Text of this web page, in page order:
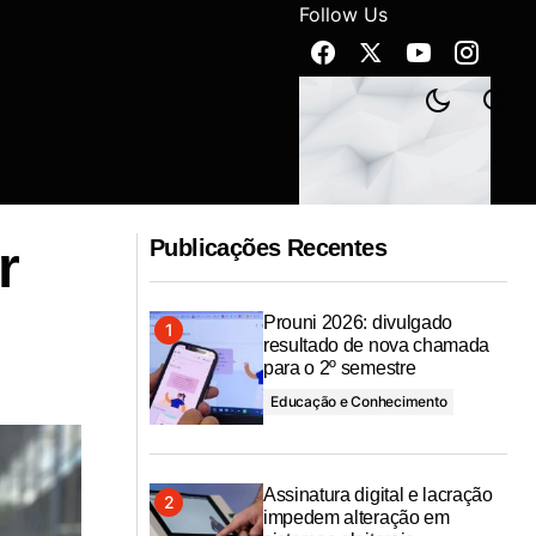
Follow Us
Banese
Vasconcelos para instalação da CPI das
Multas e ameaça judicializar caso
Publicações Recentes
Prouni 2026: divulgado
resultado de nova chamada
para o 2º semestre
Educação e Conhecimento
Assinatura digital e lacração
impedem alteração em